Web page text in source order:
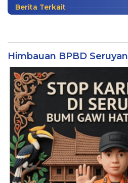
Berita Terkait
Himbauan BPBD Seruyan